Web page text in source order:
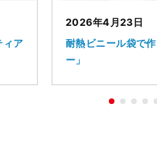
ィア
2026年4月23日
耐熱ビニール袋で
ー」